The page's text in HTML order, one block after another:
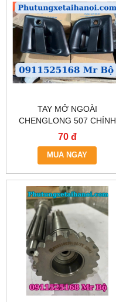
TAY MỞ NGOÀI
CHENGLONG 507 CHÍNH
HÃNG – CÓ HÀNG TẠI HÀ
70 đ
MUA NGAY